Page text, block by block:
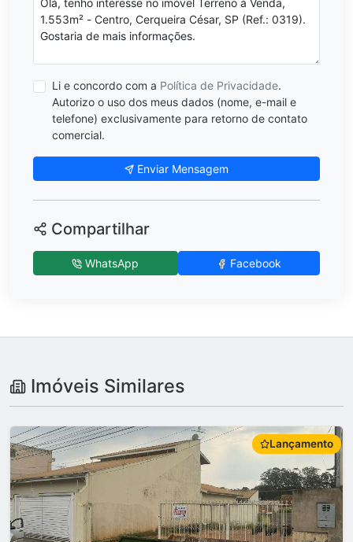
Li e concordo com a Política de Privacidade.
Autorizo o uso dos meus dados (nome, e-mail e
telefone) exclusivamente para retorno de contato
comercial.
Enviar Mensagem
Compartilhar
WhatsApp Facebook
Imóveis Similares
Lançamento